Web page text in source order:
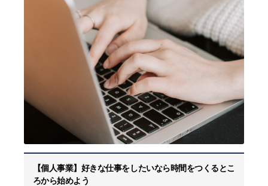
【個人事業】好きな仕事をしたいなら時間をつくるとこ
ろから始めよう